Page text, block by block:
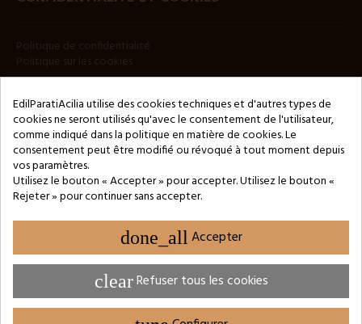
Copyright © 2024 by 3Enne s.r.l.s. P.IVA/C.F.: 13466181008
Numéro d'enregistrement REA : RM-1449325 - Registre du
Commerce de Rome
Website Developed by M.Borzacchini - TestSide
EdilParatiAcilia utilise des cookies techniques et d'autres types de
cookies ne seront utilisés qu'avec le consentement de l'utilisateur,
comme indiqué dans la politique en matière de cookies. Le
consentement peut être modifié ou révoqué à tout moment depuis
vos paramètres.
Utilisez le bouton « Accepter » pour accepter. Utilisez le bouton «
Rejeter » pour continuer sans accepter.
done_all Accepter
clearRefuser tous les cookies